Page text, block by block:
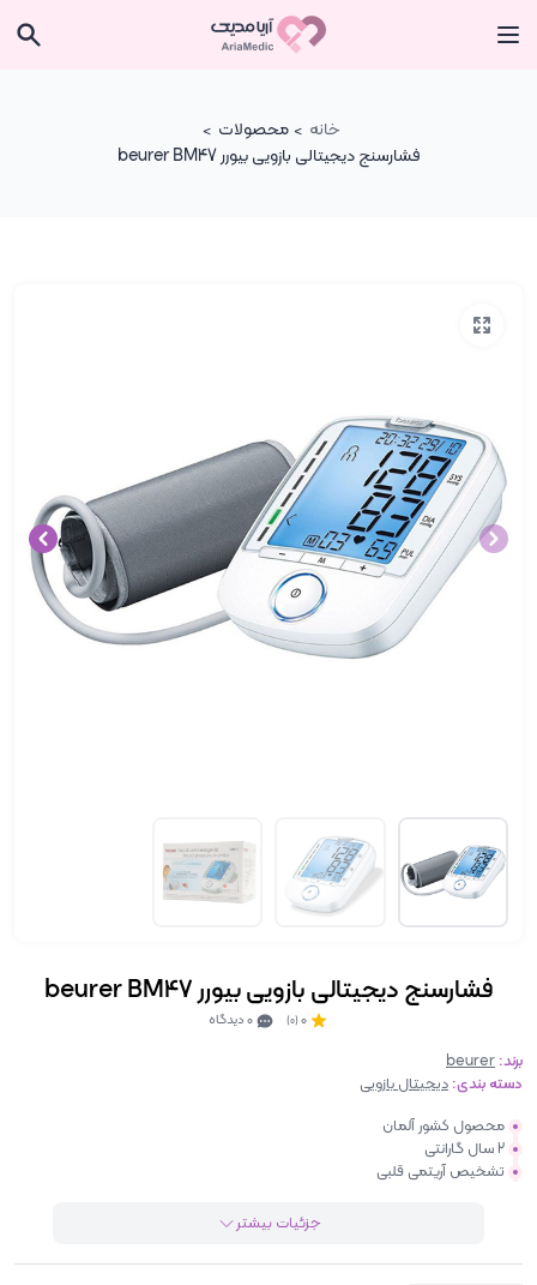
خانه
محصولات
فشارسنج دیجیتالی بازویی بیورر beurer BM47
فشارسنج دیجیتالی بازویی بیورر beurer BM47
0
(0)
برند: beurer
دسته بندی: دیجیتال بازویی
محصول کشور آلمان
تشخیص آریتمی قلبی
جزئیات بیشتر